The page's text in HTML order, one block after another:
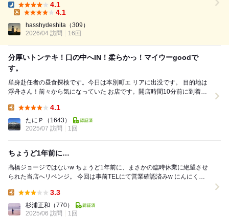
にクルマ入れて入店。するともう５組十数名入っているではないですか。
こりゃ１サイクル...
Dinner:
4.1
4.1
hasshydeshita （309）
2026/04 訪問
16回
分厚いトンテキ！口の中へIN！柔らかっ！マイウーgoodで
す。
単身赴任者の昼食探検です。今日は本別町エ リアに出没です。 目的地は
浮舟さん！前々から気になっていた お店です。開店時間10分前に到着！
4.1
たにＰ
（1643）
2025/07 訪問
1回
ちょうど1年前に…
高橋ジョージではないw ちょうど1年前に、まさかの臨時休業に絶望させ
られた当店へリベンジ。 今回は事前TELにて営業確認済みw にんにく焼
3.3
杉浦正和 （770）
2025/06 訪問
1回